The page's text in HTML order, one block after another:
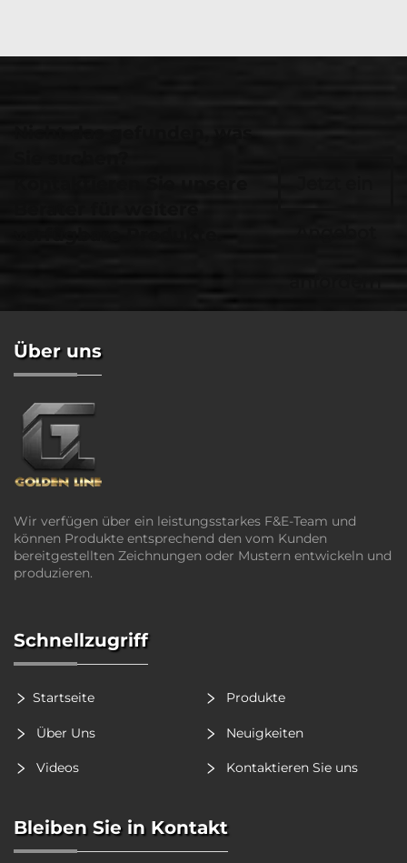
Über uns
Wir verfügen über ein leistungsstarkes F&E-Team und
können Produkte entsprechend den vom Kunden
bereitgestellten Zeichnungen oder Mustern entwickeln und
produzieren.
Schnellzugriff
Startseite Produkte
Über Uns Neuigkeiten
Videos Kontaktieren Sie uns
Bleiben Sie in Kontakt